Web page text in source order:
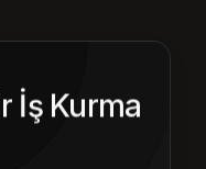
İş Kurma